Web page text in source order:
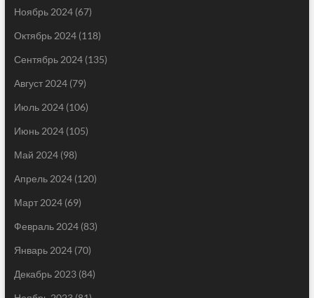
Ноябрь 2024(67)
Октябрь 2024(118)
Сентябрь 2024(135)
Август 2024(79)
Июль 2024(106)
Июнь 2024(105)
Май 2024(98)
Апрель 2024(120)
Март 2024(69)
Февраль 2024(83)
Январь 2024(70)
Декабрь 2023(84)